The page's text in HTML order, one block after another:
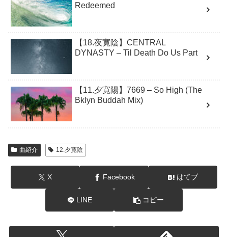
Redeemed
【18.夜寛陰】CENTRAL
DYNASTY – Til Death Do Us Part
【11.夕寛陽】7669 – So High (The
Bklyn Buddah Mix)
曲紹介 12.夕寛陰
X Facebook はてブ
LINE コピー